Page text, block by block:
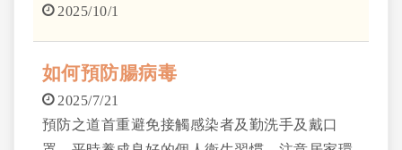
2025/10/1
如何預防腸病毒
2025/7/21
預防之道首重避免接觸感染者及勤洗手及戴口